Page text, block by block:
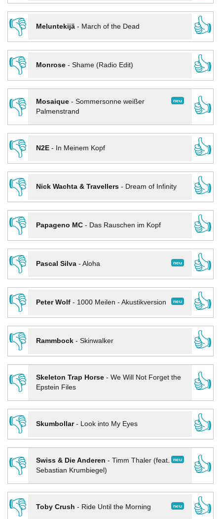
👎
Meluntekijä- March of the Dead
👍
👎
Monrose- Shame (Radio Edit)
👍
👎
neu
Mosaique- Sommersonne weißer
Palmenstrand
👍
👎
N2E- In Meinem Kopf
👍
👎
Nick Wachta & Travellers- Dream of Infinity
👍
👎
Papageno MC- Das Rauschen im Kopf
👍
👎
neu
Pascal Silva- Aloha
👍
👎
neu
Peter Wolf- 1000 Meilen - Akustikversion
👍
👎
Rammbock- Skinwalker
👍
👎
Skeleton Trap Horse- We Will Not Forget the
Epstein Files
👍
👎
Skumbollar- Look into My Eyes
👍
👎
neu
Swiss & Die Anderen - Timm Thaler (feat.
Sebastian Krumbiegel)
👍
👎
neu
Toby Crush - Ride Until the Morning
👍